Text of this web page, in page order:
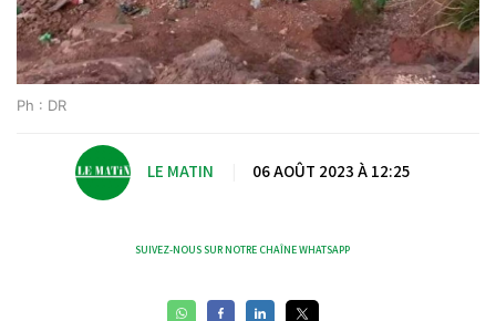
Ph : DR
LE MATIN 06 AOÛT 2023 À 12:25
SUIVEZ-NOUS SUR NOTRE CHAÎNE WHATSAPP